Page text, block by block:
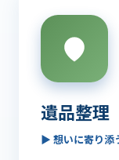
遺品整理
▶ 想いに寄り添